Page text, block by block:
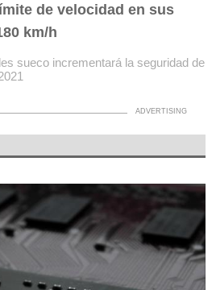
de velocidad en sus
km/h
sueco incrementará la seguridad de